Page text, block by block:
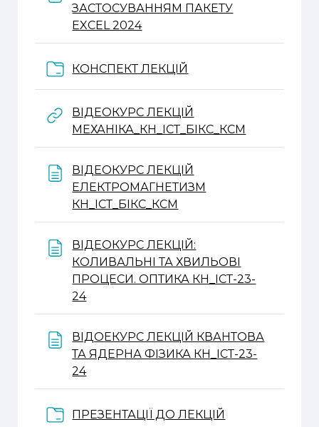
ЗАСТОСУВАННЯМ ПАКЕТУ
EXCEL 2024Веб-сторінка
КОНСПЕКТ ЛЕКЦІЙ
ВІДЕОКУРС ЛЕКЦІЙ
МЕХАНІКА_КН_ІСТ_БІКС_КСМ
ВІДЕОКУРС ЛЕКЦІЙ
ЕЛЕКТРОМАГНЕТИЗМ
КН_ІСТ_БІКС_КСМ
ВІДЕОКУРС ЛЕКЦІЙ:
КОЛИВАЛЬНІ ТА ХВИЛЬОВІ
ПРОЦЕСИ. ОПТИКА КН_ІСТ-23-
24Веб-сторінка
ВІДОЕКУРС ЛЕКЦІЙ КВАНТОВА
ТА ЯДЕРНА ФІЗИКА КН_ІСТ-23-
24Веб-сторінка
ПРЕЗЕНТАЦІЇ ДО ЛЕКЦІЙ